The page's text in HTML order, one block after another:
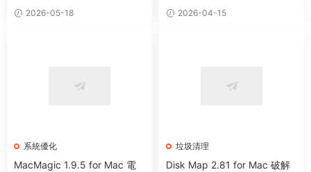
理病毒掃描工具
2026-05-18 2026-04-15
系統優化
MacMagic 1.9.5 for Mac 電
垃圾清理
Disk Map 2.81 for Mac 破解